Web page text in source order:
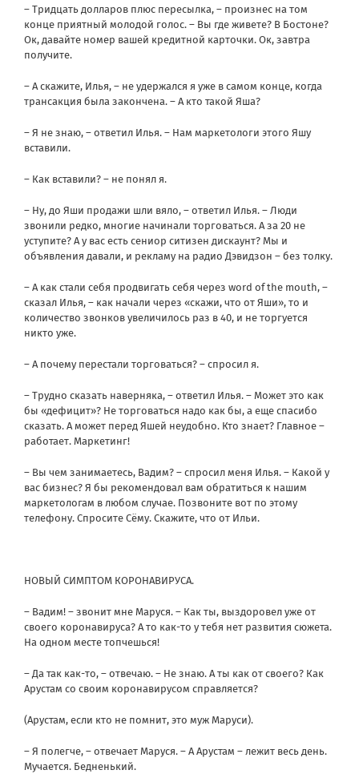
– Тридцать долларов плюс пересылка, – произнес на том
конце приятный молодой голос. – Вы где живете? В Бостоне?
Ок, давайте номер вашей кредитной карточки. Ок, завтра
получите.
– А скажите, Илья, – не удержался я уже в самом конце, когда
трансакция была закончена. – А кто такой Яша?
– Я не знаю, – ответил Илья. – Нам маркетологи этого Яшу
вставили.
– Как вставили? – не понял я.
– Ну, до Яши продажи шли вяло, – ответил Илья. – Люди
звонили редко, многие начинали торговаться. А за 20 не
уступите? А у вас есть сениор ситизен дискаунт? Мы и
объявления давали, и рекламу на радио Дэвидзон – без толку.
– А как стали себя продвигать себя через word of the mouth, –
сказал Илья, – как начали через «скажи, что от Яши», то и
количество звонков увеличилось раз в 40, и не торгуется
никто уже.
– А почему перестали торговаться? – спросил я.
– Трудно сказать наверняка, – ответил Илья. – Может это как
бы «дефицит»? Не торговаться надо как бы, а еще спасибо
сказать. А может перед Яшей неудобно. Кто знает? Главное –
работает. Маркетинг!
– Вы чем занимаетесь, Вадим? – спросил меня Илья. – Какой у
вас бизнес? Я бы рекомендовал вам обратиться к нашим
маркетологам в любом случае. Позвоните вот по этому
телефону. Спросите Сёму. Скажите, что от Ильи.
НОВЫЙ СИМПТОМ КОРОНАВИРУСА.
– Вадим! – звонит мне Маруся. – Как ты, выздоровел уже от
своего коронавируса? А то как-то у тебя нет развития сюжета.
На одном месте топчешься!
– Да так как-то, – отвечаю. – Не знаю. А ты как от своего? Как
Арустам со своим коронавирусом справляется?
(Арустам, если кто не помнит, это муж Маруси).
– Я полегче, – отвечает Маруся. – А Арустам – лежит весь день.
Мучается. Бедненький.